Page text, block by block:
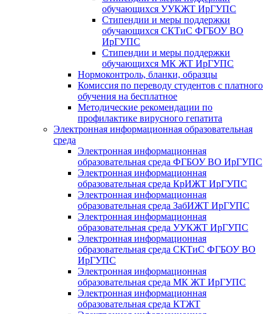
обучающихся УУКЖТ ИрГУПС
Стипендии и меры поддержки
обучающихся СКТиС ФГБОУ ВО
ИрГУПС
Стипендии и меры поддержки
обучающихся МК ЖТ ИрГУПС
Нормоконтроль, бланки, образцы
Комиссия по переводу студентов с платного
обучения на бесплатное
Методические рекомендации по
профилактике вирусного гепатита
Электронная информационная образовательная
среда
Электронная информационная
образовательная среда ФГБОУ ВО ИрГУПС
Электронная информационная
образовательная среда КрИЖТ ИрГУПС
Электронная информационная
образовательная среда ЗабИЖТ ИрГУПС
Электронная информационная
образовательная среда УУКЖТ ИрГУПС
Электронная информационная
образовательная среда СКТиС ФГБОУ ВО
ИрГУПС
Электронная информационная
образовательная среда МК ЖТ ИрГУПС
Электронная информационная
образовательная среда КТЖТ